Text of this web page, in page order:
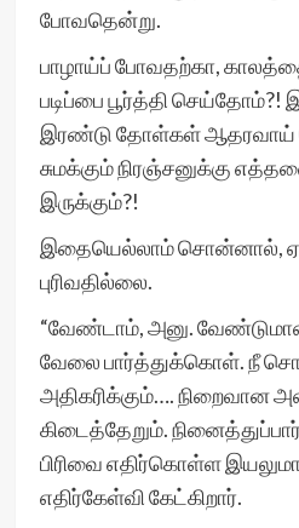
போவதென்று.
பாழாய்ப் போவதற்கா,
படிப்பை பூர்த்தி செய்தோம்?!
இரண்டு தோள்கள் ஆதரவாய்
சுமக்கும் நிரஞ்சனுக்கு
இருக்கும்?!
இதையெல்லாம் சொன்னால்,
புரிவதில்லை.
“வேண்டாம், அனு.
வேலை பார்த்துக்கொள். நீ
அதிகரிக்கும்…. நிறைவான
கிடைத்தேறும்.
பிரிவை எதிர்கொள்ள
எதிர்கேள்வி கேட்கிறார்.